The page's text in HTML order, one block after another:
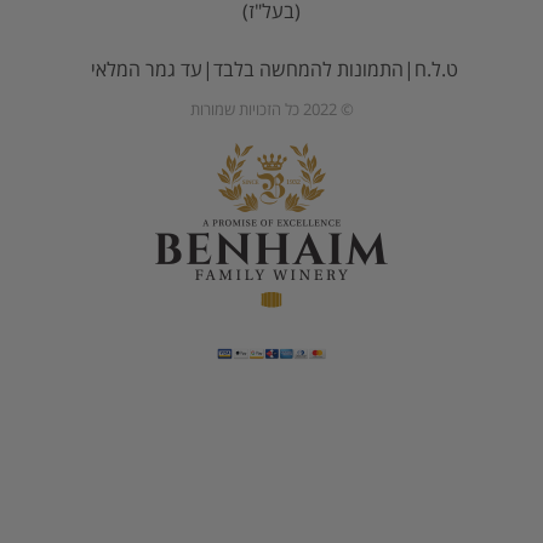
(בעל"ז)
ט.ל.ח|התמונות להמחשה בלבד|עד גמר המלאי
© 2022 כל הזכויות שמורות